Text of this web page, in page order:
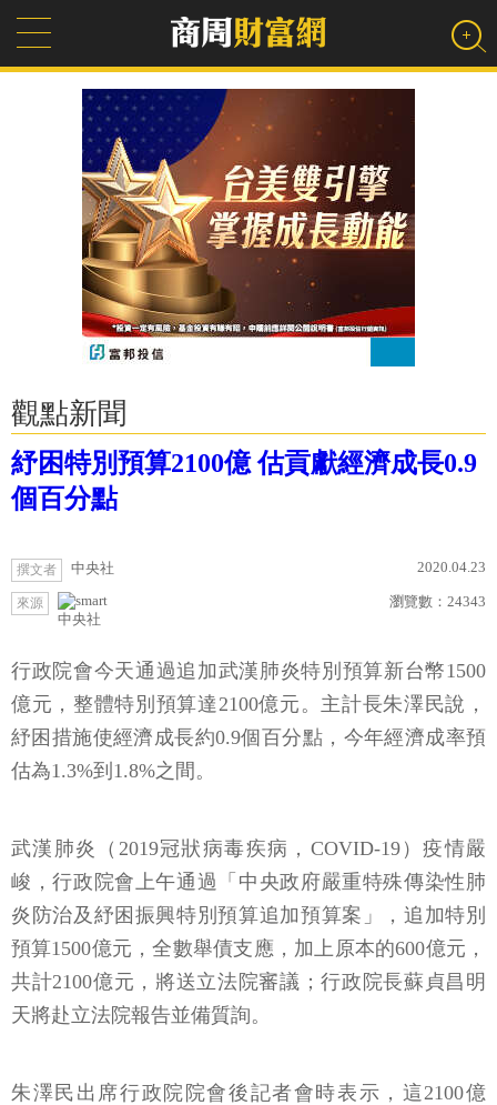
觀點新聞
紓困特別預算2100億 估貢獻經濟成長0.9
個百分點
撰文者 中央社 2020.04.23
來源
中央社
瀏覽數： 24343
行政院會今天通過追加武漢肺炎特別預算新台幣1500
億元，整體特別預算達2100億元。主計長朱澤民說，
紓困措施使經濟成長約0.9個百分點，今年經濟成率預
估為1.3%到1.8%之間。
武漢肺炎（2019冠狀病毒疾病，COVID-19）疫情嚴
峻，行政院會上午通過「中央政府嚴重特殊傳染性肺
炎防治及紓困振興特別預算追加預算案」，追加特別
預算1500億元，全數舉債支應，加上原本的600億元，
共計2100億元，將送立法院審議；行政院長蘇貞昌明
天將赴立法院報告並備質詢。
朱澤民出席行政院院會後記者會時表示，這2100億